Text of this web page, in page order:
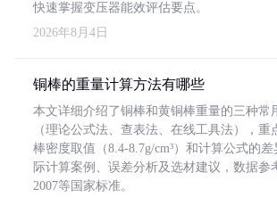
快速掌握变压器能效评估要点。
2026年8月4日
铜棒的重量计算方法有哪些
本文详细介绍了铜棒和黄铜棒重量的三种常
（理论公式法、查表法、在线工具法），重
棒密度取值（8.4-8.7g/cm³）和计算公式的
际计算案例、误差分析及选材建议，数据参
2007等国家标准。